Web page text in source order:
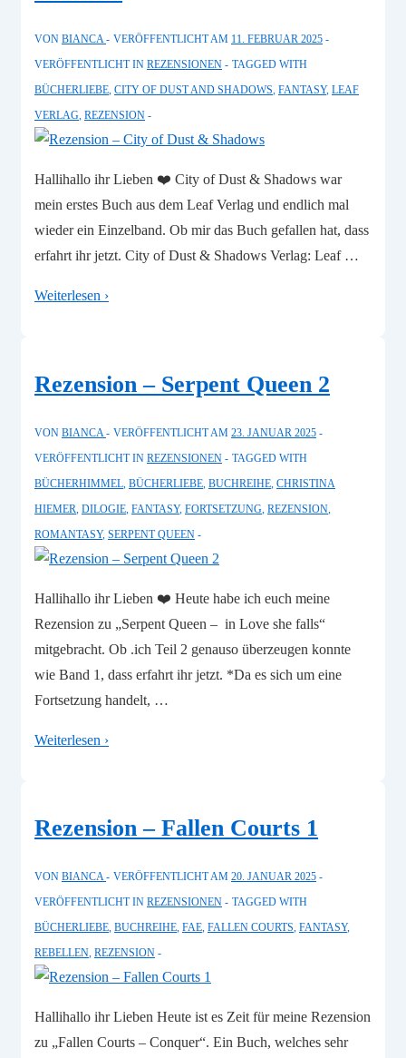
VON BIANCA VERÖFFENTLICHT AM 11. FEBRUAR 2025
VERÖFFENTLICHT IN REZENSIONEN
TAGGED WITH
BÜCHERLIEBE, CITY OF DUST AND SHADOWS, FANTASY, LEAF
VERLAG, REZENSION
Hallihallo ihr Lieben ❤️ City of Dust & Shadows war
mein erstes Buch aus dem Leaf Verlag und endlich mal
wieder ein Einzelband. Ob mir das Buch gefallen hat, dass
erfahrt ihr jetzt. City of Dust & Shadows Verlag: Leaf …
Rezension
Dust
Weiterlesen ›
Rezension – Serpent Queen 2
VON BIANCA VERÖFFENTLICHT AM 23. JANUAR 2025
VERÖFFENTLICHT IN REZENSIONEN
TAGGED WITH
BÜCHERHIMMEL BÜCHERLIEBE BUCHREIHE CHRISTINA
HIEMER DILOGIE FANTASY, FORTSETZUNG REZENSION
ROMANTASY, SERPENT QUEEN
Hallihallo ihr Lieben ❤️ Heute habe ich euch meine
Rezension zu „Serpent Queen – in Love she falls“
mitgebracht. Ob .ich Teil 2 genauso überzeugen konnte
wie Band 1, dass erfahrt ihr jetzt. *Da es sich um eine
Fortsetzung handelt, …
Rezension
2
Weiterlesen ›
Rezension – Fallen Courts 1
VON BIANCA VERÖFFENTLICHT AM 20. JANUAR 2025
VERÖFFENTLICHT IN REZENSIONEN
TAGGED WITH
BÜCHERLIEBE BUCHREIHE FAE FALLEN COURTS FANTASY,
REBELLEN REZENSION
Hallihallo ihr Lieben Heute ist es Zeit für meine Rezension
zu „Fallen Courts – Conquer“. Ein Buch, welches sehr